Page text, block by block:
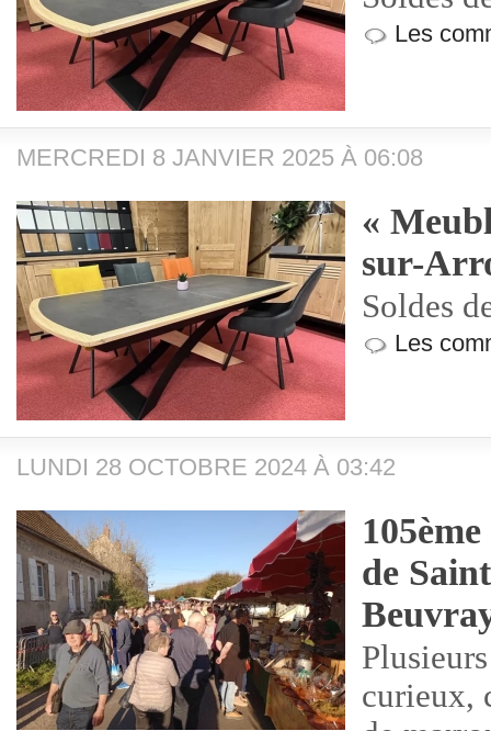
Les
MERCREDI 8 JANVIER 2025 À 06:08
«
sur-
Soldes
Les
LUNDI 28 OCTOBRE 2024 À 03:42
de
curieux,